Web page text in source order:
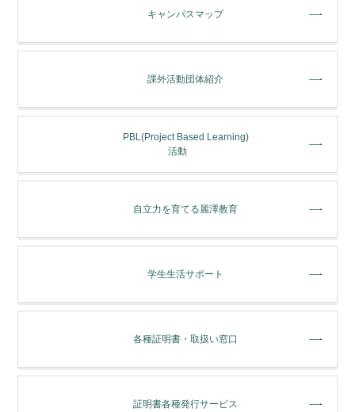
キャンパスマップ
課外活動団体紹介
PBL(Project Based Learning)
活動
⾃⽴⼒を育てる麗澤教育
学⽣⽣活サポート
各種証明書・取扱い窓⼝
証明書各種発行サービス